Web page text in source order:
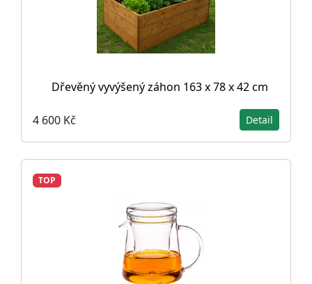
Dřevěný vyvýšený záhon 163 x 78 x 42 cm
4 600 Kč Detail
TOP